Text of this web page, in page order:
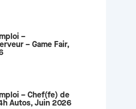
–
– Game Fair,
– Chef(fe) de
Autos, Juin 2026